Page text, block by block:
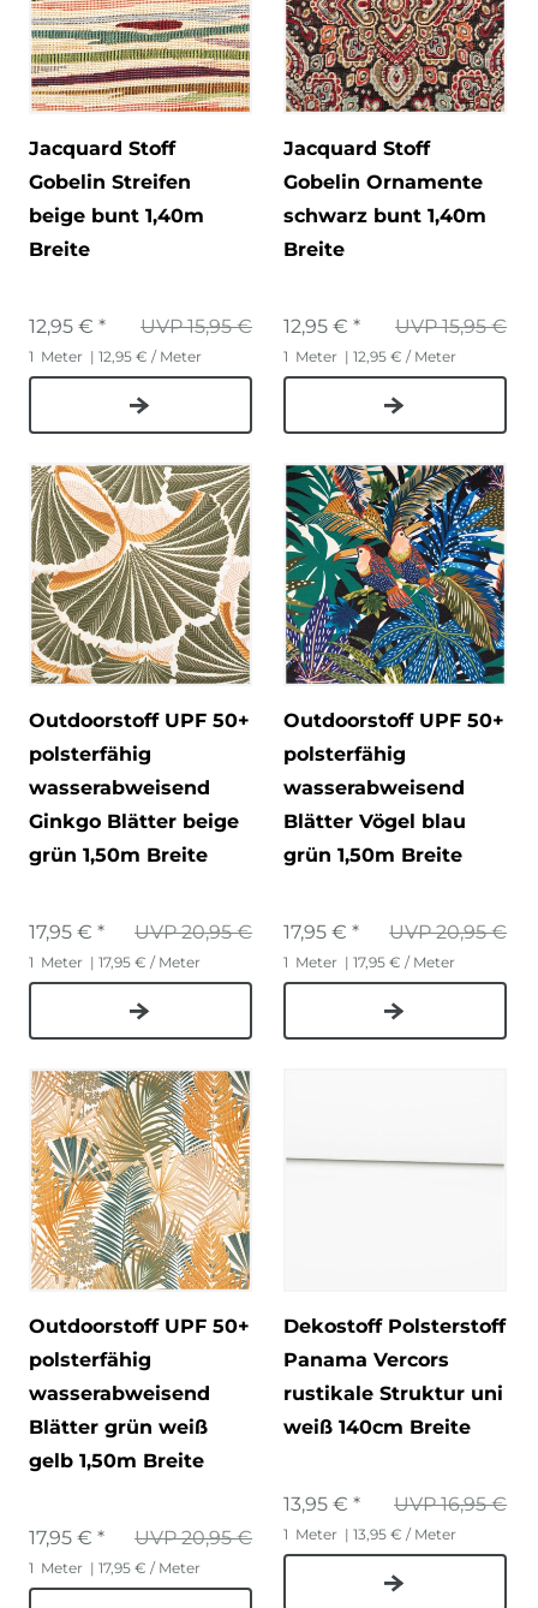
Jacquard Stoff
Gobelin Streifen
beige bunt 1,40m
Breite
UVP 15,95 €
12,95 € *
1 Meter | 12,95 € / Meter
Jacquard Stoff
Gobelin Ornamente
schwarz bunt 1,40m
Breite
UVP 15,95 €
12,95 € *
1 Meter | 12,95 € / Meter
Outdoorstoff UPF 50+
polsterfähig
wasserabweisend
Ginkgo Blätter beige
grün 1,50m Breite
UVP 20,95 €
17,95 € *
1 Meter | 17,95 € / Meter
Outdoorstoff UPF 50+
polsterfähig
wasserabweisend
Blätter Vögel blau
grün 1,50m Breite
UVP 20,95 €
17,95 € *
1 Meter | 17,95 € / Meter
Outdoorstoff UPF 50+
polsterfähig
wasserabweisend
Blätter grün weiß
gelb 1,50m Breite
UVP 20,95 €
17,95 € *
1 Meter | 17,95 € / Meter
Dekostoff Polsterstoff
Panama Vercors
rustikale Struktur uni
weiß 140cm Breite
UVP 16,95 €
13,95 € *
1 Meter | 13,95 € / Meter